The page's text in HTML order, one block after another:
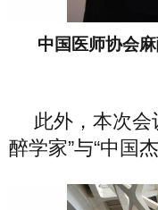
中国医师协会
此外，本次
醉学家”与“中国